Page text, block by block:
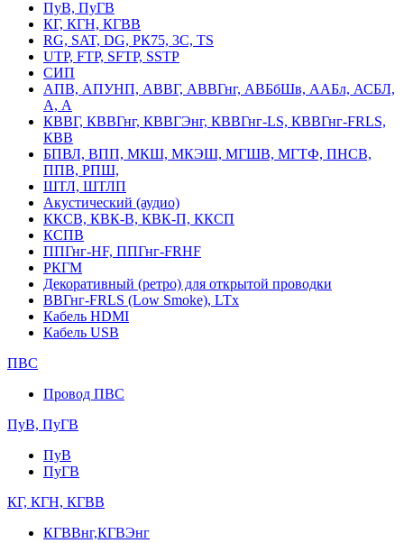
ПуВ, ПуГВ
КГ, КГН, КГВВ
RG, SAT, DG, РК75, 3С, TS
UTP, FTP, SFTP, SSTP
СИП
АПВ, АПУНП, АВВГ, АВВГнг, АВБбШв, ААБл, АСБЛ,
А, А
КВВГ, КВВГнг, КВВГЭнг, КВВГнг-LS, КВВГнг-FRLS,
КВВ
БПВЛ, ВПП, МКШ, МКЭШ, МГШВ, МГТФ, ПНСВ,
ППВ, РПШ,
ШТЛ, ШТЛП
Акустический (аудио)
ККСВ, КВК-В, КВК-П, ККСП
КСПВ
ППГнг-HF, ППГнг-FRHF
РКГМ
Декоративный (ретро) для открытой проводки
ВВГнг-FRLS (Low Smoke), LTx
Кабель HDMI
Кабель USB
ПВС
Провод ПВС
ПуВ, ПуГВ
ПуВ
ПуГВ
КГ, КГН, КГВВ
КГВВнг,КГВЭнг